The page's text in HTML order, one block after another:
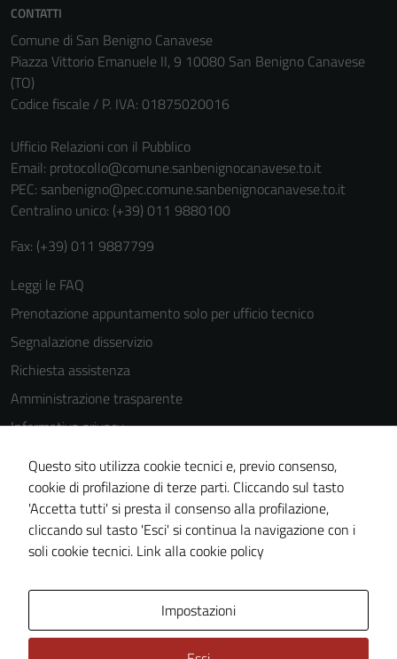
CONTATTI
Comune di San Benigno Canavese
Piazza Vittorio Emanuele II, 9 10080 San Benigno Canavese
(TO)
Codice fiscale / P. IVA: 01875020016
Ufficio Relazioni con il Pubblico
Email: protocollo@comune.sanbenignocanavese.to.it
PEC: sanbenigno@pec.comune.sanbenignocanavese.to.it
Centralino unico: (+39) 011 9880100
Fax: (+39) 011 9887799
Leggi le FAQ
Prenotazione appuntamento solo per ufficio tecnico
Segnalazione disservizio
Richiesta assistenza
Amministrazione trasparente
Informativa privacy
Cookie Policy
Note legali
Dichiarazione di accessibilità
Piano di miglioramento del sito
Questo sito utilizza cookie tecnici e, previo consenso,
cookie di profilazione di terze parti. Cliccando sul tasto
'Accetta tutti' si presta il consenso alla profilazione,
cliccando sul tasto 'Esci' si continua la navigazione con i
soli cookie tecnici. Link alla cookie policy
Impostazioni